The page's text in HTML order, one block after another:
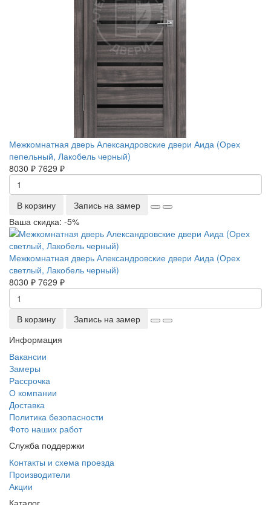
Межкомнатная дверь Александровские двери Аида (Орех
пепельный, Лакобель черный)
8030 ₽ 7629 ₽
В корзину
Запись на замер
Ваша скидка: -5%
Межкомнатная дверь Александровские двери Аида (Орех
светлый, Лакобель черный)
8030 ₽ 7629 ₽
В корзину
Запись на замер
Информация
Вакансии
Замеры
Рассрочка
О компании
Доставка
Политика безопасности
Фото наших работ
Служба поддержки
Контакты и схема проезда
Производители
Акции
Каталог